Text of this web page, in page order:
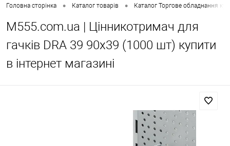
Головна сторінка • Каталог товарів • Каталог Торгове обладнання
M555.com.ua | Цінникотримач для
гачків DRA 39 90х39 (1000 шт) купити
в інтернет магазині